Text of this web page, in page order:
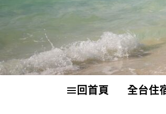
回首頁 全台住